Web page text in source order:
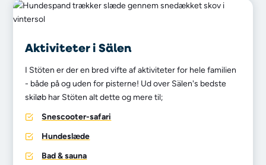
Aktiviteter i Sälen
I Stöten er der en bred vifte af aktiviteter for hele familien
- både på og uden for pisterne! Ud over Sälen's bedste
skiløb har Stöten alt dette og mere til;
Snescooter-safari
Hundeslæde
Bad & sauna